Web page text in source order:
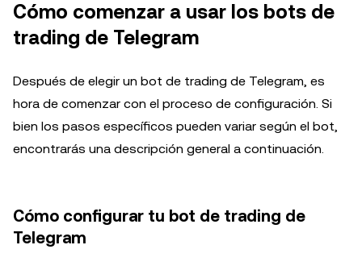
Cómo comenzar a usar los bots de
trading de Telegram
Después de elegir un bot de trading de Telegram, es
hora de comenzar con el proceso de configuración. Si
bien los pasos específicos pueden variar según el bot,
encontrarás una descripción general a continuación.
Cómo configurar tu bot de trading de
Telegram